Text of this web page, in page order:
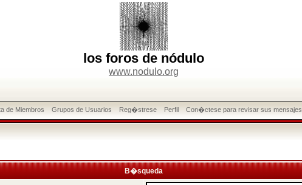
los foros de nódulo
www.nodulo.org
de Miembros Grupos de Usuarios Reg�strese Perfil Con�ctese para revisar sus mensajes
B�squeda